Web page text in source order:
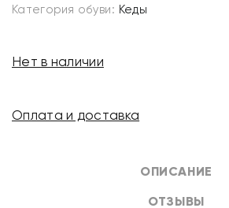
ОПИСАНИЕ
ОТЗЫВЫ
Категория обуви: Кеды
Нет в наличии
Оплата и доставка